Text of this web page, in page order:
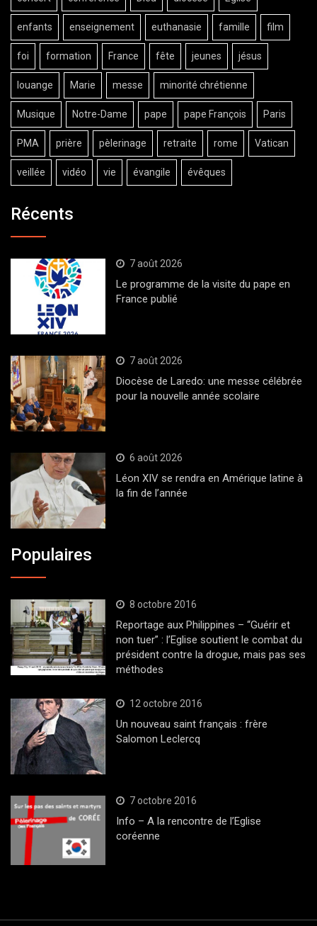
enfants enseignement euthanasie famille film
foi formation France fête jeunes jésus
louange Marie messe minorité chrétienne
Musique Notre-Dame pape pape François Paris
PMA prière pèlerinage retraite rome Vatican
veillée vidéo vie évangile évêques
Récents
7 août 2026
Le programme de la visite du pape en
France publié
7 août 2026
Diocèse de Laredo: une messe célébrée
pour la nouvelle année scolaire
6 août 2026
Léon XIV se rendra en Amérique latine à
la fin de l’année
Populaires
8 octobre 2016
Reportage aux Philippines – “Guérir et
non tuer” : l’Eglise soutient le combat du
président contre la drogue, mais pas ses
méthodes
12 octobre 2016
Un nouveau saint français : frère
Salomon Leclercq
7 octobre 2016
Info – A la rencontre de l’Eglise
coréenne